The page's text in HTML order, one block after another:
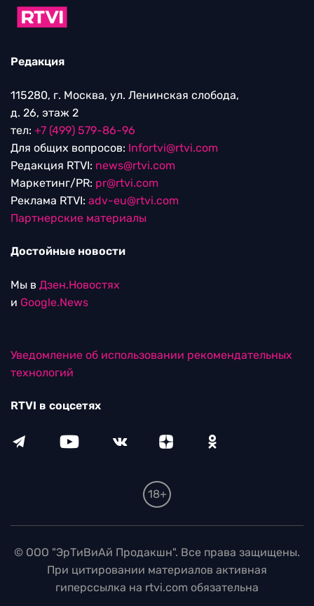
Редакция
115280, г. Москва, ул. Ленинская слобода,
д. 26, этаж 2
тел: +7 (499) 579-86-96
Для общих вопросов: Infortvi@rtvi.com
Редакция RTVI: news@rtvi.com
Маркетинг/PR: pr@rtvi.com
Реклама RTVI: adv-eu@rtvi.com
Партнерские материалы
Достойные новости
Мы в Дзен.Новостях
и Google.News
Уведомление об использовании рекомендательных
технологий
RTVI в соцсетях
18+
© ООО "ЭрТиВиАй Продакшн". Все права защищены.
При цитировании материалов активная
гиперссылка на rtvi.com обязательна